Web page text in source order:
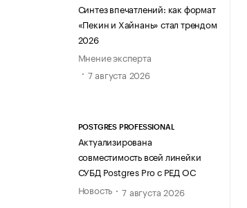
Синтез впечатлений: как формат
«Пекин и Хайнань» стал трендом
2026
Мнение эксперта
7 августа 2026
POSTGRES PROFESSIONAL
Актуализирована
совместимость всей линейки
СУБД Postgres Pro с РЕД ОС
Новость
7 августа 2026